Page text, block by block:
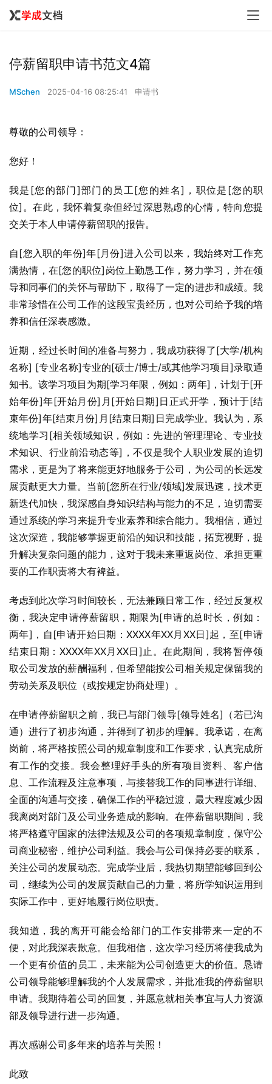
停薪留职申请书范文4篇
MSchen 2025-04-16 08:25:41 申请书
尊敬的公司领导：
您好！
我是[您的部门]部门的员工[您的姓名]，职位是[您的职
位]。在此，我怀着复杂但经过深思熟虑的心情，特向您提
交关于本人申请停薪留职的报告。
自[您入职的年份]年[月份]进入公司以来，我始终对工作充
满热情，在[您的职位]岗位上勤恳工作，努力学习，并在领
导和同事们的关怀与帮助下，取得了一定的进步和成绩。我
非常珍惜在公司工作的这段宝贵经历，也对公司给予我的培
养和信任深表感激。
近期，经过长时间的准备与努力，我成功获得了[大学/机构
名称] [专业名称]专业的[硕士/博士/或其他学习项目]录取通
知书。该学习项目为期[学习年限，例如：两年]，计划于[开
始年份]年[开始月份]月[开始日期]日正式开学，预计于[结
束年份]年[结束月份]月[结束日期]日完成学业。我认为，系
统地学习[相关领域知识，例如：先进的管理理论、专业技
术知识、行业前沿动态等]，不仅是我个人职业发展的迫切
需求，更是为了将来能更好地服务于公司，为公司的长远发
展贡献更大力量。当前[您所在行业/领域]发展迅速，技术更
新迭代加快，我深感自身知识结构与能力的不足，迫切需要
通过系统的学习来提升专业素养和综合能力。我相信，通过
这次深造，我能够掌握更前沿的知识和技能，拓宽视野，提
升解决复杂问题的能力，这对于我未来重返岗位、承担更重
要的工作职责将大有裨益。
考虑到此次学习时间较长，无法兼顾日常工作，经过反复权
衡，我决定申请停薪留职，期限为[申请的总时长，例如：
两年]，自[申请开始日期：XXXX年XX月XX日]起，至[申请
结束日期：XXXX年XX月XX日]止。在此期间，我将暂停领
取公司发放的薪酬福利，但希望能按公司相关规定保留我的
劳动关系及职位（或按规定协商处理）。
在申请停薪留职之前，我已与部门领导[领导姓名]（若已沟
通）进行了初步沟通，并得到了初步的理解。我承诺，在离
岗前，将严格按照公司的规章制度和工作要求，认真完成所
有工作的交接。我会整理好手头的所有项目资料、客户信
息、工作流程及注意事项，与接替我工作的同事进行详细、
全面的沟通与交接，确保工作的平稳过渡，最大程度减少因
我离岗对部门及公司业务造成的影响。在停薪留职期间，我
将严格遵守国家的法律法规及公司的各项规章制度，保守公
司商业秘密，维护公司利益。我会与公司保持必要的联系，
关注公司的发展动态。完成学业后，我热切期望能够回到公
司，继续为公司的发展贡献自己的力量，将所学知识运用到
实际工作中，更好地履行岗位职责。
我知道，我的离开可能会给部门的工作安排带来一定的不
便，对此我深表歉意。但我相信，这次学习经历将使我成为
一个更有价值的员工，未来能为公司创造更大的价值。恳请
公司领导能够理解我的个人发展需求，并批准我的停薪留职
申请。我期待着公司的回复，并愿意就相关事宜与人力资源
部及领导进行进一步沟通。
再次感谢公司多年来的培养与关照！
此致